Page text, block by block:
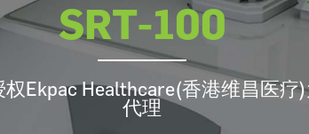
SRT-100
Ekpac Healthcare(香港维昌医疗
代理